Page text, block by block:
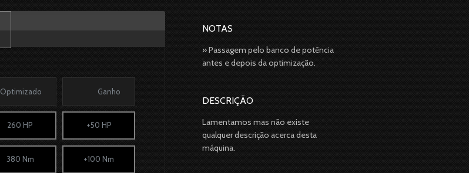
Optimizado Ganho
260 HP +50 HP
380 Nm +100 Nm
NOTAS
» Passagem pelo banco de potência
antes e depois da optimização.
DESCRIÇÃO
Lamentamos mas não existe
qualquer descrição acerca desta
máquina.